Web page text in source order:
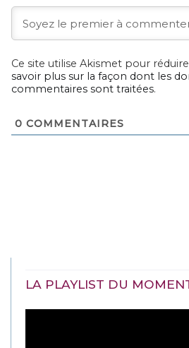
Ce site utilise Akismet pour
savoir plus sur la façon dont les
commentaires sont traitées.
0 COMMENTAIRES
LA PLAYLIST DU